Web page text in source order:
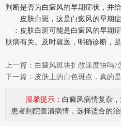
判断是否为白癜风的早期症状，并
皮肤白斑，这是白癜风的早期症
：皮肤白斑可能是白癜风的早期
肤病有关。及时就医，明确诊断，
上一篇： 白癜风斑块扩散速度快吗?
下一篇： 皮肤上的白色斑点，真的
温馨提示： 白癜风病情复杂
患者到院查清病情，选择适合的治